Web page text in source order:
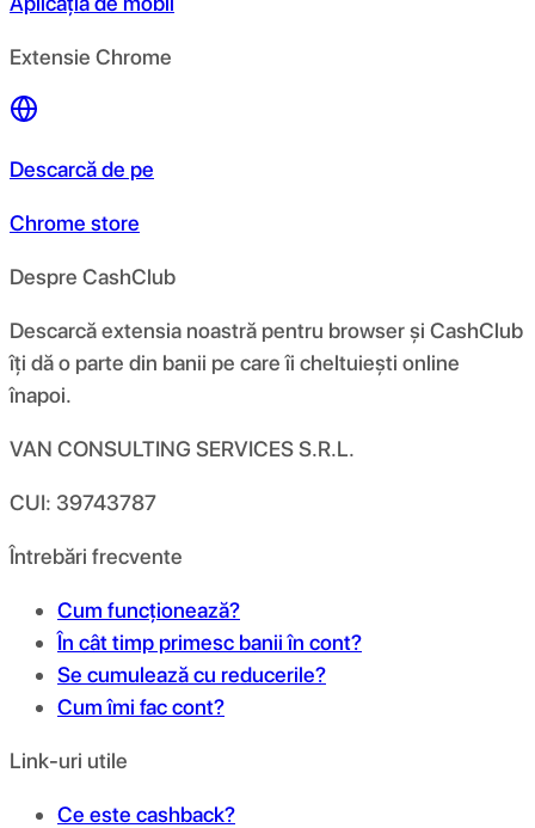
Extensie Chrome
Descarcă de pe
Chrome store
Despre CashClub
Descarcă extensia noastră pentru browser și CashClub
îți dă o parte din banii pe care îi cheltuiești online
înapoi.
VAN CONSULTING SERVICES S.R.L.
CUI: 39743787
Întrebări frecvente
Cum funcționează?
În cât timp primesc banii în cont?
Se cumulează cu reducerile?
Cum îmi fac cont?
Link-uri utile
Ce este cashback?